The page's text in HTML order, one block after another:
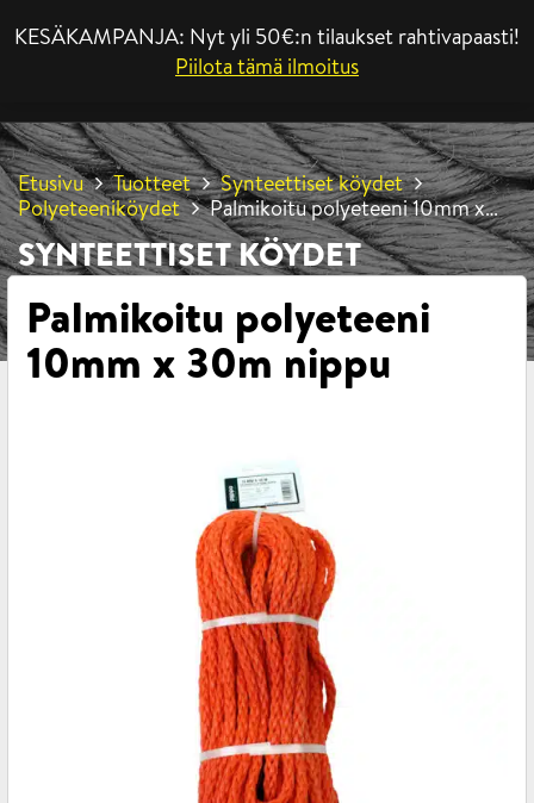
KESÄKAMPANJA: Nyt yli 50€:n tilaukset rahtivapaasti!
Piilota tämä ilmoitus
Etusivu Tuotteet
Synteettiset köydet
Polyeteeniköydet
Palmikoitu polyeteeni 10mm x
30m nippu
SYNTEETTISET KÖYDET
Palmikoitu polyeteeni
10mm x 30m nippu